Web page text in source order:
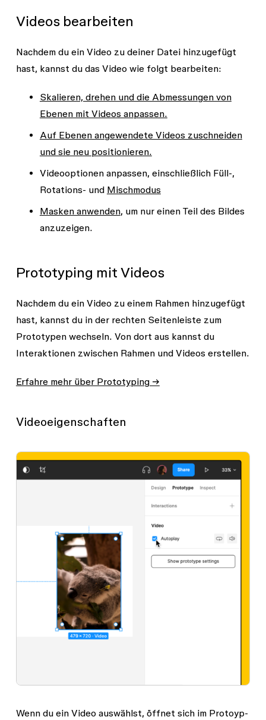
Videos bearbeiten
Nachdem du ein Video zu deiner Datei hinzugefügt
hast, kannst du das Video wie folgt bearbeiten:
Skalieren, drehen und die Abmessungen von
Ebenen mit Videos anpassen.
Auf Ebenen angewendete Videos zuschneiden
und sie neu positionieren.
Videooptionen anpassen, einschließlich Füll-,
Rotations- und Mischmodus
Masken anwenden, um nur einen Teil des Bildes
anzuzeigen.
Prototyping mit Videos
Nachdem du ein Video zu einem Rahmen hinzugefügt
hast, kannst du in der rechten Seitenleiste zum
Prototypenwechseln. Von dort aus kannst du
Interaktionen zwischen Rahmen und Videos erstellen.
Erfahre mehr über Prototyping →
Videoeigenschaften
Wenn du ein Video auswählst, öffnet sich im Protoyp-